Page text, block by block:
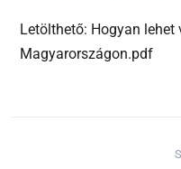
Letölthető: Hogyan
Magyarországon.pdf